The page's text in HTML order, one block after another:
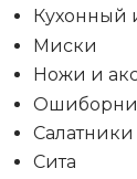
Кухонный
Миски
Ножи и
Салатники
Сита